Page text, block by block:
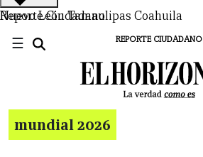
Nuevo LeónTamaulipas Coahuila
Reporte Ciudadano
☰ REPORTE CIUDADANO
mundial 2026